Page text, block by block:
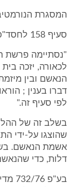
המסגרת
סעיף 158 לחסד"פ קובע:
"נסתיימה פרשת
לכאורה, יזכה
הנאשם ובין
לפי סעיף זה."
בשלב זה של
שהוצגו על-ידי
אשמת הנאשם.
דלות, כדי